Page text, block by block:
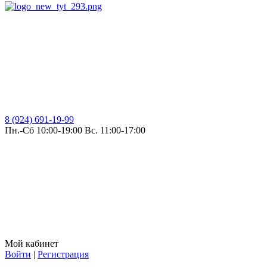
8 (924) 691-19-99
Пн.-Сб 10:00-19:00 Вс. 11:00-17:00
Мой кабинет
Войти | Регистрация